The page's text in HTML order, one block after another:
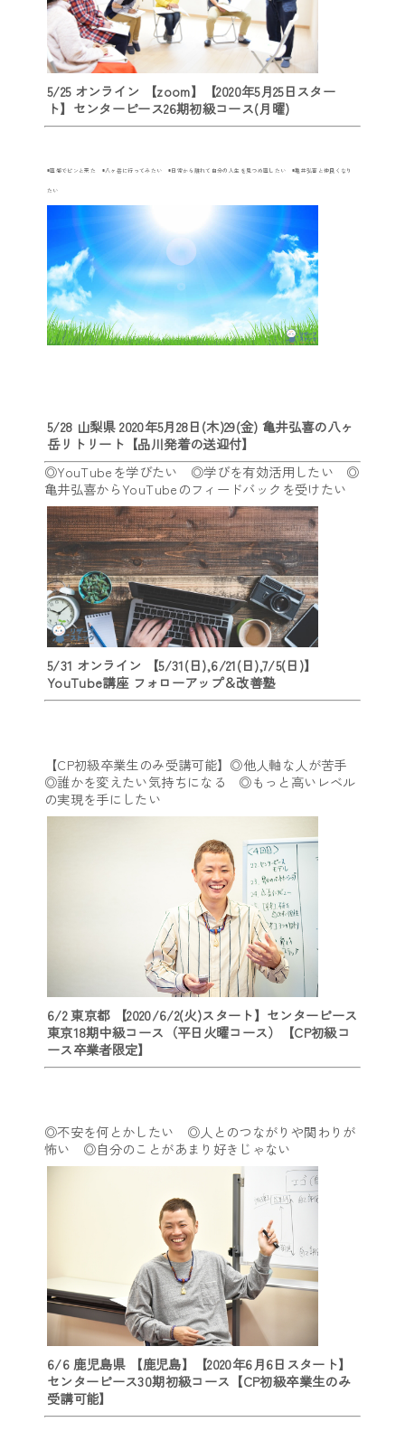
5/25 オンライン 【zoom】【2020年5月25日スター
ト】センターピース26期初級コース(月曜)
◉直感でピンと来た ◉八ヶ岳に行ってみたい ◉日常から離れて自分の人生を見つめ直したい ◉亀井弘喜と仲良くなり
たい
5/28 山梨県 2020年5月28日(木)29(金) 亀井弘喜の八ヶ
岳リトリート【品川発着の送迎付】
◎YouTubeを学びたい ◎学びを有効活用したい ◎
亀井弘喜からYouTubeのフィードバックを受けたい
5/31 オンライン 【5/31(日),6/21(日),7/5(日)】
YouTube講座 フォローアップ＆改善塾
【CP初級卒業生のみ受講可能】◎他人軸な人が苦手
◎誰かを変えたい気持ちになる ◎もっと高いレベル
の実現を手にしたい
6/2 東京都 【2020/6/2(火)スタート】センターピース
東京18期中級コース（平日火曜コース）【CP初級コ
ース卒業者限定】
◎不安を何とかしたい ◎人とのつながりや関わりが
怖い ◎自分のことがあまり好きじゃない
6/6 鹿児島県 【鹿児島】【2020年6月6日スタート】
センターピース30期初級コース【CP初級卒業生のみ
受講可能】